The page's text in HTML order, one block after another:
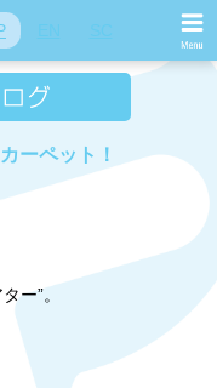
ーペット！
ー”。